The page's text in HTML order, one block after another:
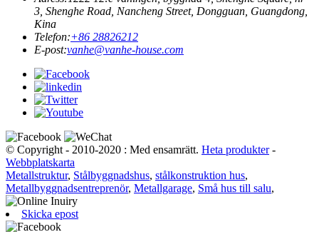
3, Shenghe Road, Nancheng Street, Dongguan, Guangdong,
Kina
Telefon:+86 28826212
E-post:vanhe@vanhe-house.com
© Copyright - 2010-2020 : Med ensamrätt. Heta produkter-
Webbplatskarta
Metallstruktur, Stålbyggnadshus, stålkonstruktion hus,
Metallbyggnadsentreprenör, Metallgarage, Små hus till salu,
Skicka epost